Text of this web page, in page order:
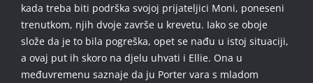
kada treba biti podrška svojoj prijateljici Moni, poneseni
trenutkom, njih dvoje završe u krevetu. Iako se oboje
slože da je to bila pogreška, opet se nađu u istoj situaciji,
a ovaj put ih skoro na djelu uhvati i Ellie. Ona u
međuvremenu saznaje da ju Porter vara s mladom